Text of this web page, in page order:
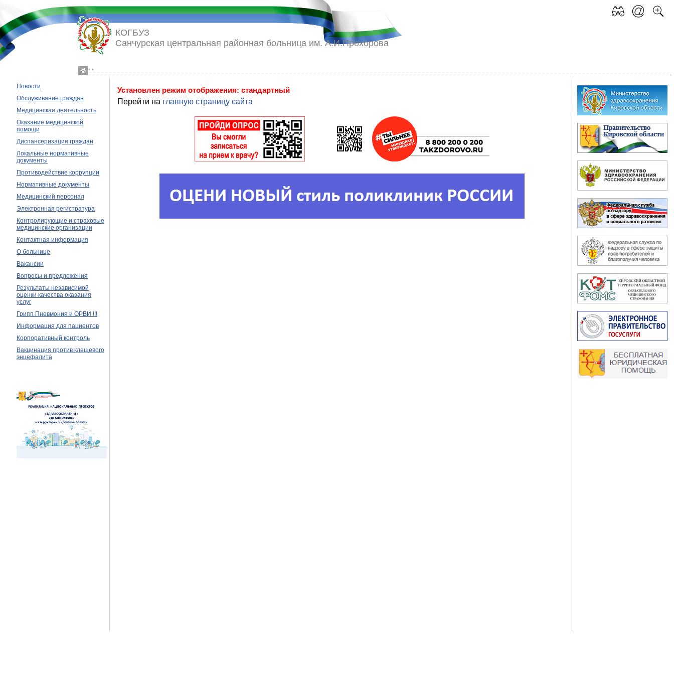
◦ ◦
КОГБУЗ
Санчурская центральная районная больница им. А.И.Прохорова
Новости
Обслуживание граждан
Медицинская деятельность
Оказание медицинской
помощи
Диспансеризация граждан
Локальные нормативные
документы
Противодействие коррупции
Нормативные документы
Медицинский персонал
Электронная регистратура
Контролирующие и страховые
медицинские организации
Контактная информация
О больнице
Вакансии
Вопросы и предложения
Результаты независимой
оценки качества оказания
услуг
Грипп Пневмония и ОРВИ !!!
Информация для пациентов
Корпоративный контроль
Вакцинация против клещевого
энцефалита
Установлен режим отображения: стандартный
Перейти на главную страницу сайта